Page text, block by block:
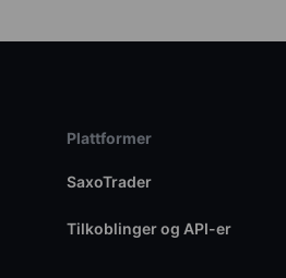
Plattformer
SaxoTrader
Tilkoblinger og API-er